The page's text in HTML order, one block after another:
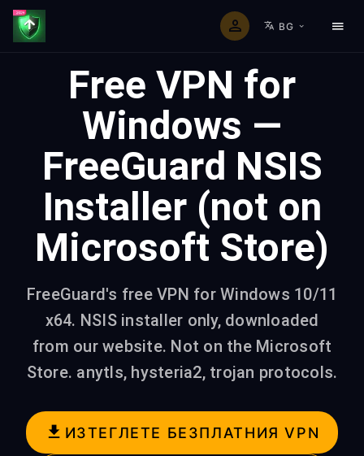
BG
Free VPN for
Windows —
FreeGuard NSIS
Installer (not on
Microsoft Store)
FreeGuard's free VPN for Windows 10/11
x64. NSIS installer only, downloaded
from our website. Not on the Microsoft
Store. anytls, hysteria2, trojan protocols.
ИЗТЕГЛЕТЕ БЕЗПЛАТНИЯ VPN